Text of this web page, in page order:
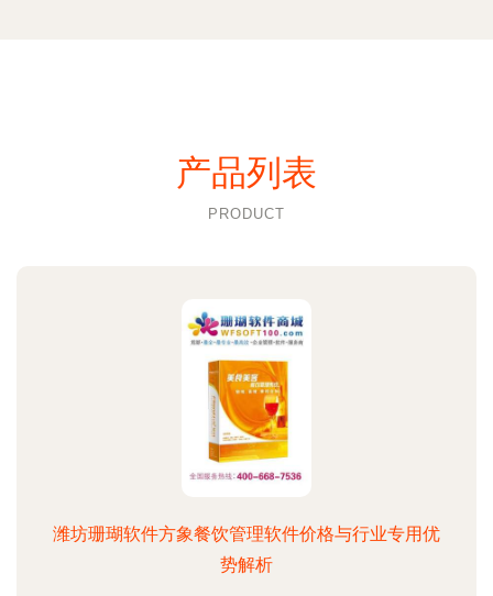
产品列表
PRODUCT
潍坊珊瑚软件方象餐饮管理软件价格与行业专用优
势解析